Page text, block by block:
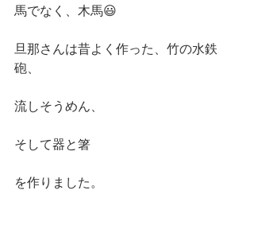
馬でなく、木馬😃
旦那さんは昔よく作った、竹の水鉄
砲、
流しそうめん、
そして器と箸
を作りました。